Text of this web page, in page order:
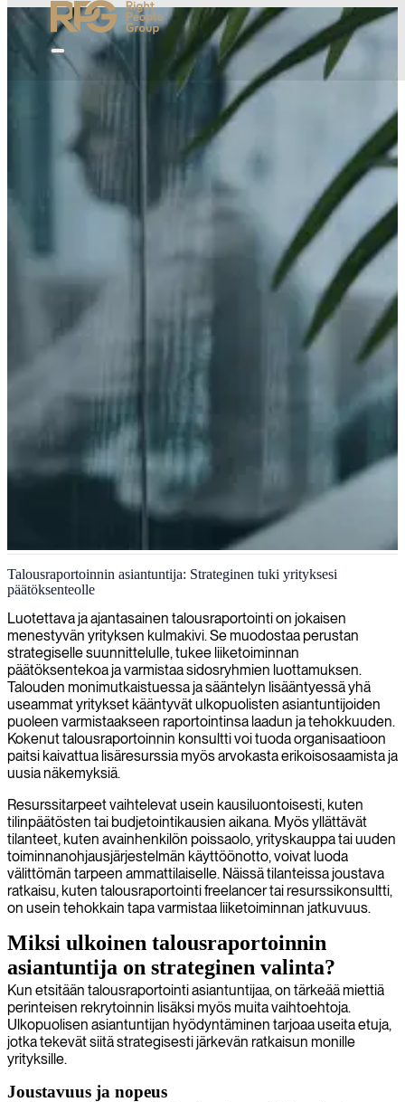
Taloudellinen raportointi ja analysointi
Tarjoamme kokeneita talousraportoinnin asiantuntijoita, jotka
vahvistavat talousprosessejasi, luovat tärkeitä raportointirakenteita ja
edistävät datalähtöistä päätöksentekoa organisaatiossasi.
Talousraportoinnin asiantuntija: Strateginen tuki yrityksesi
päätöksenteolle
Luotettava ja ajantasainen talousraportointi on jokaisen
menestyvän yrityksen kulmakivi. Se muodostaa perustan
strategiselle suunnittelulle, tukee liiketoiminnan
päätöksentekoa ja varmistaa sidosryhmien luottamuksen.
Talouden monimutkaistuessa ja sääntelyn lisääntyessä yhä
useammat yritykset kääntyvät ulkopuolisten asiantuntijoiden
puoleen varmistaakseen raportointinsa laadun ja tehokkuuden.
Kokenut talousraportoinnin konsultti voi tuoda organisaatioon
paitsi kaivattua lisäresurssia myös arvokasta erikoisosaamista ja
uusia näkemyksiä.
Resurssitarpeet vaihtelevat usein kausiluontoisesti, kuten
tilinpäätösten tai budjetointikausien aikana. Myös yllättävät
tilanteet, kuten avainhenkilön poissaolo, yrityskauppa tai uuden
toiminnanohjausjärjestelmän käyttöönotto, voivat luoda
välittömän tarpeen ammattilaiselle. Näissä tilanteissa joustava
ratkaisu, kuten talousraportointi freelancer tai resurssikonsultti,
on usein tehokkain tapa varmistaa liiketoiminnan jatkuvuus.
Miksi ulkoinen talousraportoinnin
asiantuntija on strateginen valinta?
Kun etsitään talousraportointi asiantuntijaa, on tärkeää miettiä
perinteisen rekrytoinnin lisäksi myös muita vaihtoehtoja.
Ulkopuolisen asiantuntijan hyödyntäminen tarjoaa useita etuja,
jotka tekevät siitä strategisesti järkevän ratkaisun monille
yrityksille.
Joustavuus ja nopeus